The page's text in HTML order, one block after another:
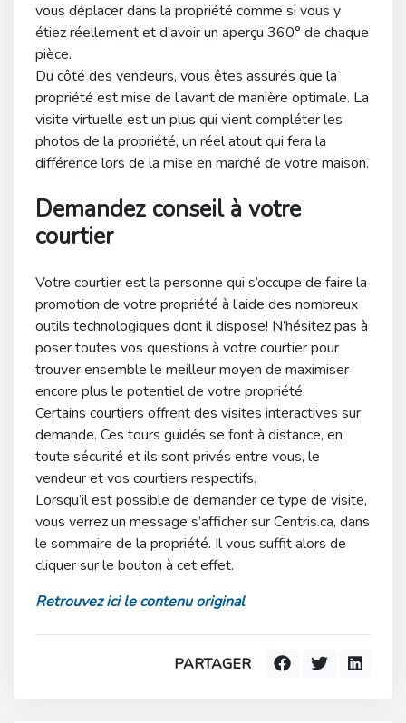
vous déplacer dans la propriété comme si vous y
étiez réellement et d’avoir un aperçu 360° de chaque
pièce.
Du côté des vendeurs, vous êtes assurés que la
propriété est mise de l’avant de manière optimale. La
visite virtuelle est un plus qui vient compléter les
photos de la propriété, un réel atout qui fera la
différence lors de la mise en marché de votre maison.
Demandez conseil à votre
courtier
Votre courtier est la personne qui s’occupe de faire la
promotion de votre propriété à l’aide des nombreux
outils technologiques dont il dispose! N’hésitez pas à
poser toutes vos questions à votre courtier pour
trouver ensemble le meilleur moyen de maximiser
encore plus le potentiel de votre propriété.
Certains courtiers offrent des visites interactives sur
demande. Ces tours guidés se font à distance, en
toute sécurité et ils sont privés entre vous, le
vendeur et vos courtiers respectifs.
Lorsqu’il est possible de demander ce type de visite,
vous verrez un message s’afficher sur Centris.ca, dans
le sommaire de la propriété. Il vous suffit alors de
cliquer sur le bouton à cet effet.
Retrouvez ici le contenu original
PARTAGER